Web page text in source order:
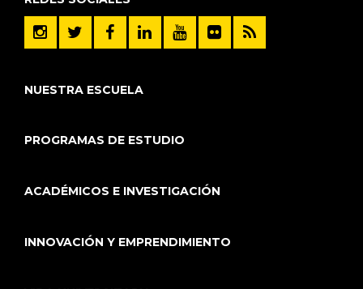
NUESTRA ESCUELA
PROGRAMAS DE ESTUDIO
ACADÉMICOS E INVESTIGACIÓN
INNOVACIÓN Y EMPRENDIMIENTO